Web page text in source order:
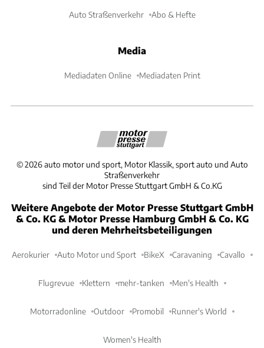
Auto Straßenverkehr Abo & Hefte
Media
Mediadaten Online Mediadaten Print
©2026 auto motor und sport, Motor Klassik, sport auto und Auto
Straßenverkehr
sind Teil der Motor Presse Stuttgart GmbH & Co.KG
Weitere Angebote der Motor Presse Stuttgart GmbH
& Co. KG & Motor Presse Hamburg GmbH & Co. KG
und deren Mehrheitsbeteiligungen
Aerokurier Auto Motor und Sport BikeX Caravaning Cavallo
Flugrevue Klettern mehr-tanken Men's Health
Motorradonline Outdoor Promobil Runner's World
Women's Health